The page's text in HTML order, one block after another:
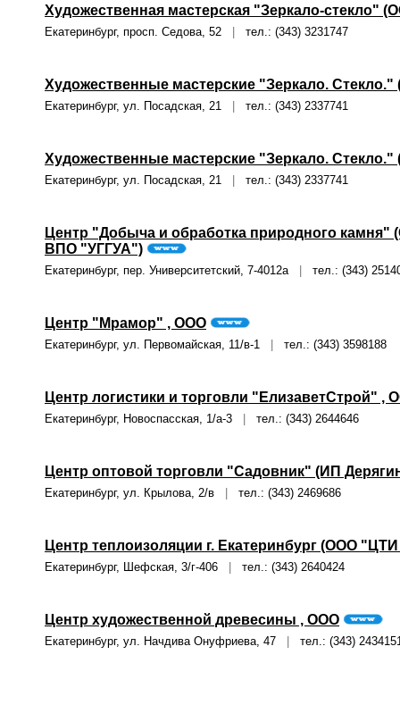
Художественная мастерская "Зеркало-стекло"
Екатеринбург, просп. Седова, 52 тел.: (343) 3231747
Художественные мастерские "Зеркало.
Екатеринбург, ул. Посадская, 21 тел.: (343) 2337741
Художественные мастерские "Зеркало.
Екатеринбург, ул. Посадская, 21 тел.: (343) 2337741
Центр "Добыча и обработка природного камня"
ВПО "УГГУА")
Екатеринбург, пер. Университетский, 7-4012а тел.: (343)
Центр "Мрамор" , ООО
Екатеринбург, ул. Первомайская, 11/в-1 тел.: (343) 3598188
Центр логистики и торговли "ЕлизаветСтрой" ,
Екатеринбург, Новоспасская, 1/а-3 тел.: (343) 2644646
Центр оптовой торговли "Садовник" (ИП
Екатеринбург, ул. Крылова, 2/в тел.: (343) 2469686
Центр теплоизоляции г. Екатеринбург (ООО
Екатеринбург, Шефская, 3/г-406 тел.: (343) 2640424
Центр художественной древесины , ООО
Екатеринбург, ул. Начдива Онуфриева, 47 тел.: (343)